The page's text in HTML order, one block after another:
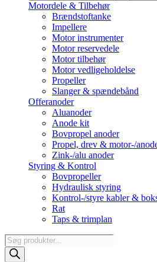
Motordele & Tilbehør
Brændstoftanke
Impellere
Motor instrumenter
Motor reservedele
Motor tilbehør
Motor vedligeholdelse
Propeller
Slanger & spændebånd
Offeranoder
Aluanoder
Anode kit
Bovpropel anoder
Propel, drev & motor-/
Zink-/alu anoder
Styring & Kontrol
Bovpropeller
Hydraulisk styring
Kontrol-/styre kabler &
Rat
Taps & trimplan
Products
search